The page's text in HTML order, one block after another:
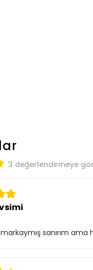
3 değerlendirmeye
sanırım ama